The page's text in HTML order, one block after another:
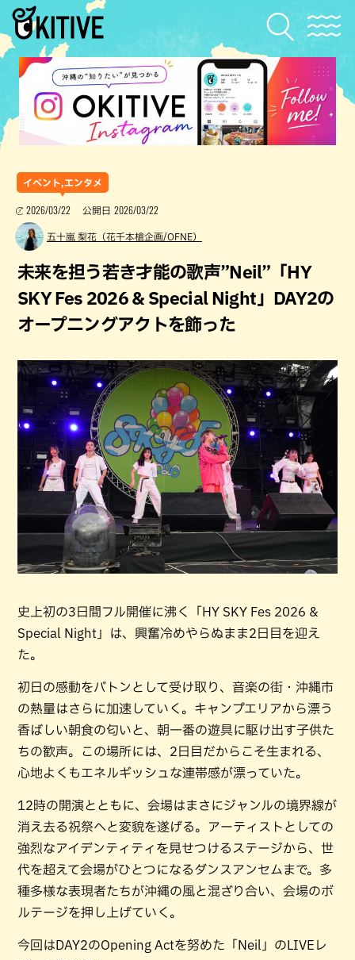
イベント,エンタメ
2026/03/22 公開日 2026/03/22
五十嵐 梨花（花千本槍企画/OFNE）
未来を担う若き才能の歌声”Neil”「HY
SKY Fes 2026 & Special Night」DAY2の
オープニングアクトを飾った
史上初の3日間フル開催に沸く「HY SKY Fes 2026 &
Special Night」は、興奮冷めやらぬまま2日目を迎え
た。
初日の感動をバトンとして受け取り、音楽の街・沖縄市
の熱量はさらに加速していく。キャンプエリアから漂う
香ばしい朝食の匂いと、朝一番の遊具に駆け出す子供た
ちの歓声。この場所には、2日目だからこそ生まれる、
心地よくもエネルギッシュな連帯感が漂っていた。
12時の開演とともに、会場はまさにジャンルの境界線が
消え去る祝祭へと変貌を遂げる。アーティストとしての
強烈なアイデンティティを見せつけるステージから、世
代を超えて会場がひとつになるダンスアンセムまで。多
種多様な表現者たちが沖縄の風と混ざり合い、会場のボ
ルテージを押し上げていく。
今回はDAY2のOpening Actを努めた「Neil」のLIVEレ